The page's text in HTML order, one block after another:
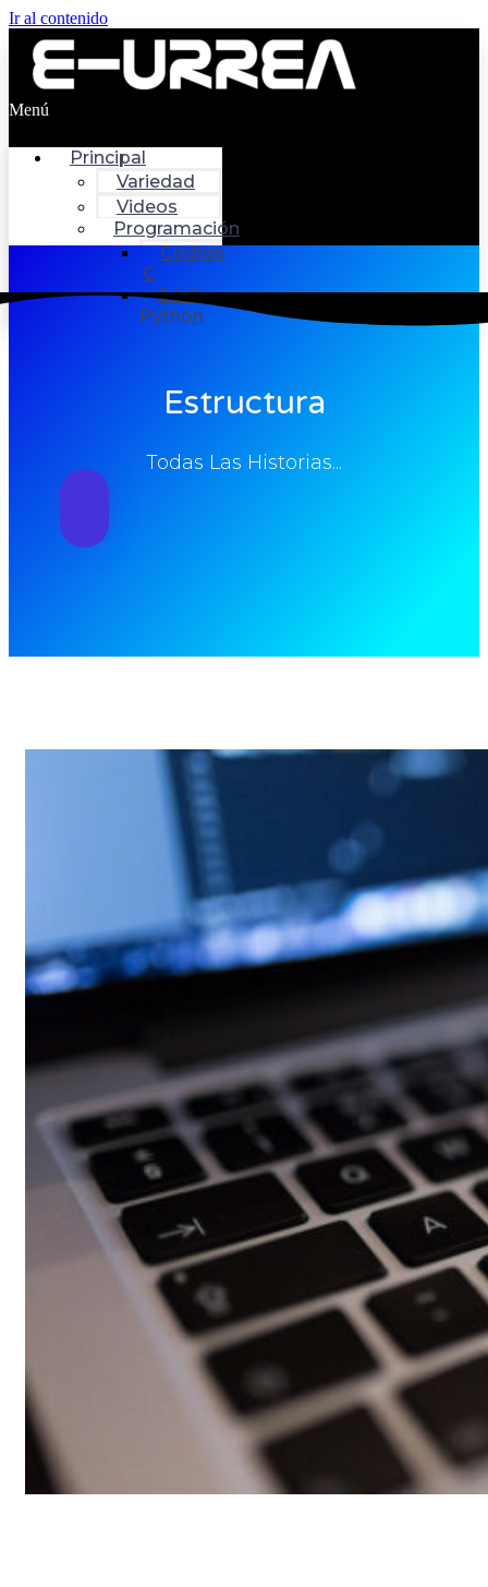
Ir al contenido
Menú
Principal
Variedad
Videos
Programación
Código
C
Código
Python
Estructura
Todas Las Historias...